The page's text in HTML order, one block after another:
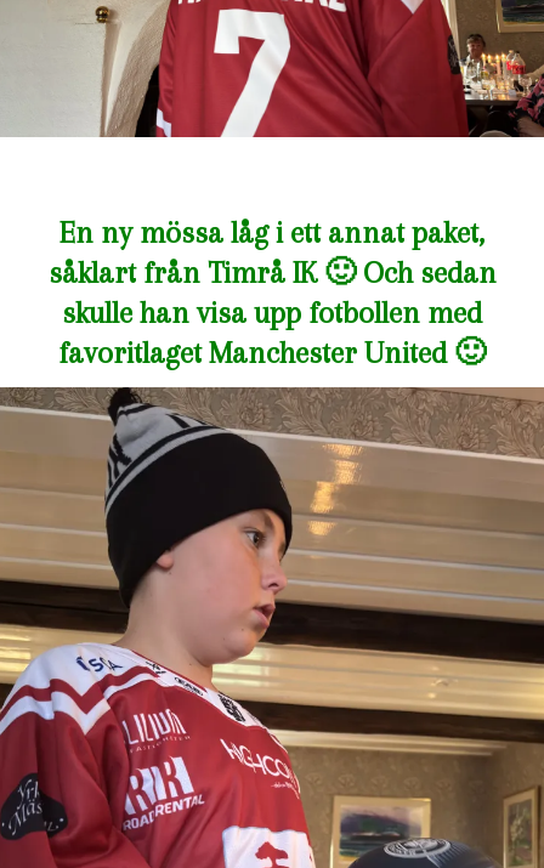
En ny mössa låg i ett annat paket,
såklart från Timrå IK 🙂 Och sedan
skulle han visa upp fotbollen med
favoritlaget Manchester United 🙂